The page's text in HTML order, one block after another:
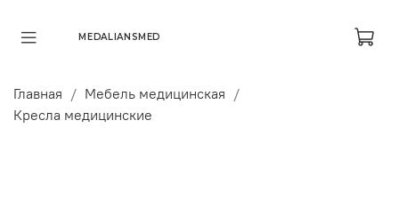
MEDALIANSMED
Главная
Мебель медицинская
Кресла медицинские